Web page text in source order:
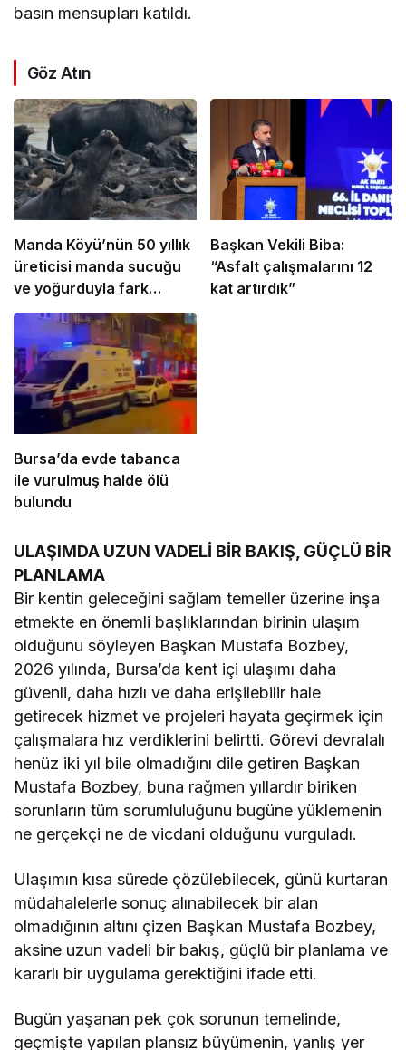
basın mensupları katıldı.
Göz Atın
Manda Köyü’nün 50 yıllık
üreticisi manda sucuğu
ve yoğurduyla fark
oluşturdu
Başkan Vekili Biba:
“Asfalt çalışmalarını 12
kat artırdık”
Bursa’da evde tabanca
ile vurulmuş halde ölü
bulundu
ULAŞIMDA UZUN VADELİ BİR BAKIŞ, GÜÇLÜ BİR
PLANLAMA
Bir kentin geleceğini sağlam temeller üzerine inşa
etmekte en önemli başlıklarından birinin ulaşım
olduğunu söyleyen Başkan Mustafa Bozbey,
2026 yılında, Bursa’da kent içi ulaşımı daha
güvenli, daha hızlı ve daha erişilebilir hale
getirecek hizmet ve projeleri hayata geçirmek için
çalışmalara hız verdiklerini belirtti. Görevi devralalı
henüz iki yıl bile olmadığını dile getiren Başkan
Mustafa Bozbey, buna rağmen yıllardır biriken
sorunların tüm sorumluluğunu bugüne yüklemenin
ne gerçekçi ne de vicdani olduğunu vurguladı.
Ulaşımın kısa sürede çözülebilecek, günü kurtaran
müdahalelerle sonuç alınabilecek bir alan
olmadığının altını çizen Başkan Mustafa Bozbey,
aksine uzun vadeli bir bakış, güçlü bir planlama ve
kararlı bir uygulama gerektiğini ifade etti.
Bugün yaşanan pek çok sorunun temelinde,
geçmişte yapılan plansız büyümenin, yanlış yer